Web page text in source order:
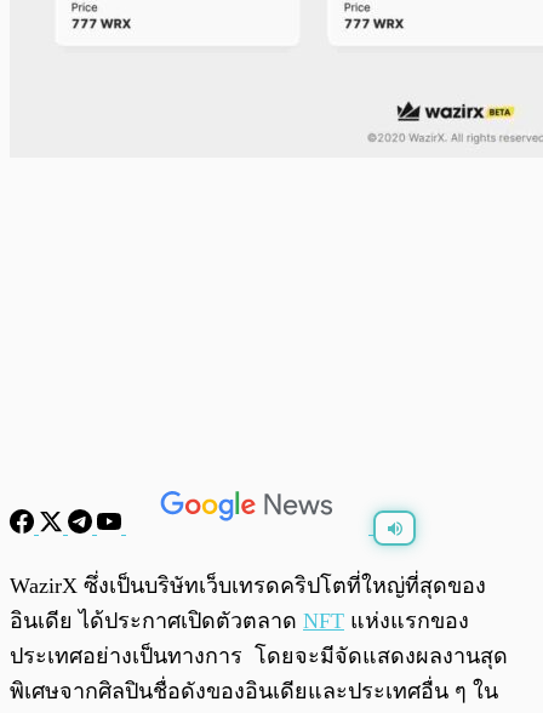
พร้อมเล่น 0:00
WazirX ซึ่งเป็นบริษัทเว็บเทรดคริปโตที่ใหญ่ที่สุดของ
อินเดีย ได้ประกาศเปิดตัวตลาด NFT แห่งแรกของ
ประเทศอย่างเป็นทางการ โดยจะมีจัดแสดงผลงานสุด
พิเศษจากศิลปินชื่อดังของอินเดียและประเทศอื่น ๆ ใน